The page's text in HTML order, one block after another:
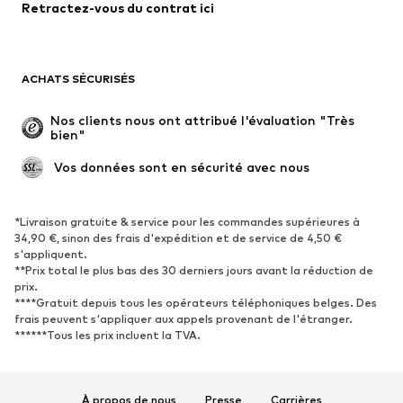
Manteaux
Jupes
Occasions spéciales
Exclusif
Remise à neuf
CHAUSSURES
Nouveautés
Tendance
Baskets
Bottines
Escarpins et talons hauts
Bottes
Sandales
Chaussures basses
Chaussures de sport
Ballerines
Retractez-vous du contrat ici
ACHATS SÉCURISÉS
Nos clients nous ont attribué l'évaluation "Très
bien"
Vos données sont en sécurité avec nous
*Livraison gratuite & service pour les commandes supérieures à
34,90 €, sinon des frais d'expédition et de service de 4,50 €
s'appliquent.
**Prix total le plus bas des 30 derniers jours avant la réduction de
prix.
****Gratuit depuis tous les opérateurs téléphoniques belges. Des
frais peuvent s'appliquer aux appels provenant de l'étranger.
******Tous les prix incluent la TVA.
À propos de nous Presse Carrières